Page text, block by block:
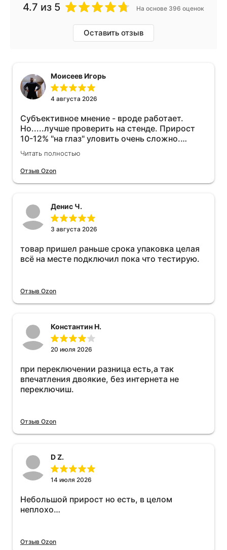
4.7 из 5 На основе 396 оценок
Оставить отзыв
Моисеев Игорь
4 августа 2026
Субъективное мнение - вроде работает.
Но.....лучше проверить на стенде. Прирост
10-12% "на глаз" уловить очень сложно.
Покатаюсь, потом отключу и посмотрю, что
будет 😁.
Читать полностью
Отзыв Ozon
Денис Ч.
3 августа 2026
товар пришел раньше срока упаковка целая
всё на месте подключил пока что тестирую.
Отзыв Ozon
Константин Н.
20 июля 2026
при переключении разница есть,а так
впечатления двоякие, без интернета не
переключиш.
Отзыв Ozon
D Z.
14 июля 2026
Небольшой прирост но есть, в целом
неплохо…
Отзыв Ozon